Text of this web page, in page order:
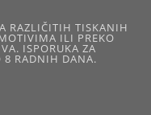
RAZLIČITIH TISKANIH
ILI PREKO
ISPORUKA ZA
8 RADNIH DANA.